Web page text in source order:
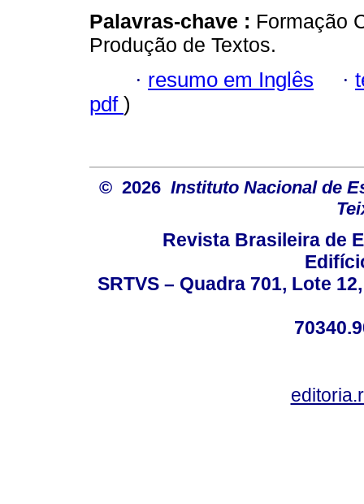
Palavras-chave : Formação
Produção de Textos.
· resumo em Inglês ·
pdf )
© 2026 Instituto Nacional de
Revista Brasileira de
SRTVS – Quadra 701, Lote